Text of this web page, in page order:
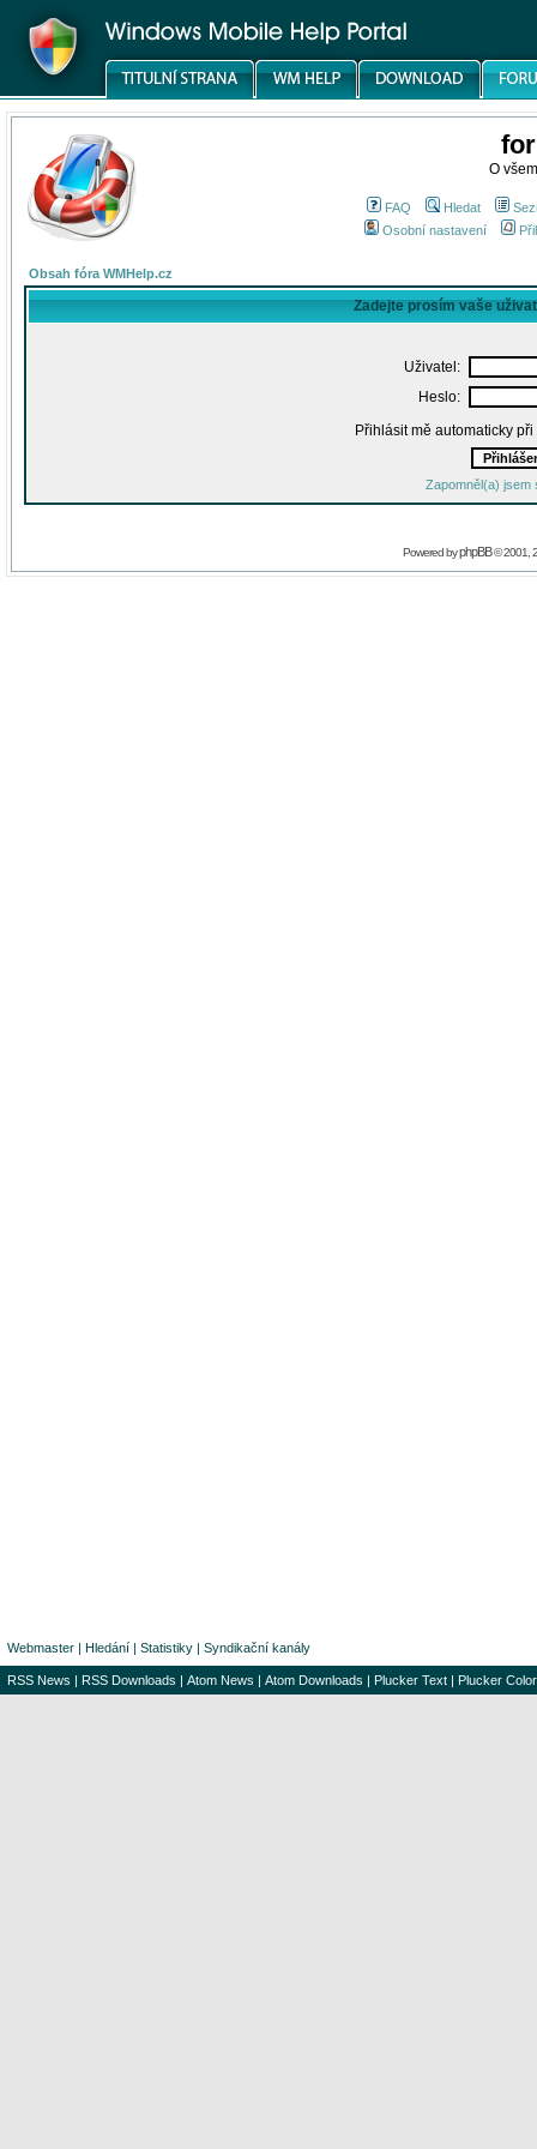
O
FAQ Hledat
Osobní nastavení
Obsah fóra WMHelp.cz
Zadejte prosím vaše
Uživatel:
Heslo:
Přihlásit mě automaticky
Zapomněl(a) jsem
Powered byphpBB© 2001,
Webmaster | Hledání | Statistiky | Syndikační kanály
RSS News | RSS Downloads | Atom News | Atom Downloads | Plucker Text | Plucker Color